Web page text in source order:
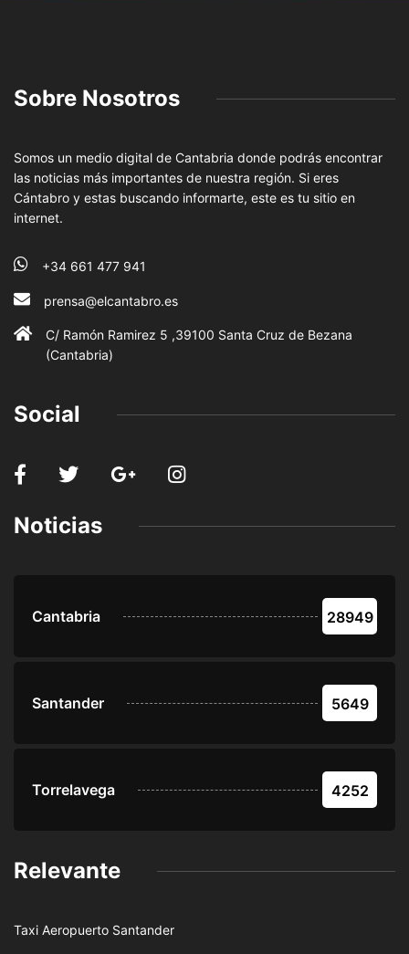
Sobre Nosotros
Somos un medio digital de Cantabria donde podrás encontrar
las noticias más importantes de nuestra región. Si eres
Cántabro y estas buscando informarte, este es tu sitio en
internet.
+34 661 477 941
prensa@elcantabro.es
C/ Ramón Ramirez 5 ,39100 Santa Cruz de Bezana
(Cantabria)
Social
Noticias
Cantabria 28949
Santander 5649
Torrelavega 4252
Relevante
Taxi Aeropuerto Santander